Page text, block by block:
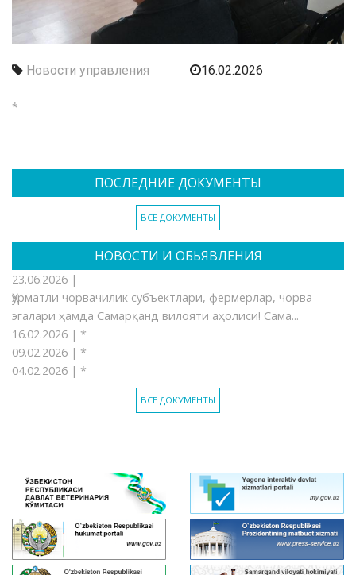
Новости управления 16.02.2026
*
ПОСЛЕДНИЕ ДОКУМЕНТЫ
ВСЕ ДОКУМЕНТЫ
НОВОСТИ И ОБЬЯВЛЕНИЯ
23.06.2026 |
Ҳурматли чорвачилик субъектлари, фермерлар, чорва
эгалари ҳамда Самарқанд вилояти аҳолиси! Сама...
16.02.2026 | *
09.02.2026 | *
04.02.2026 | *
ВСЕ ДОКУМЕНТЫ